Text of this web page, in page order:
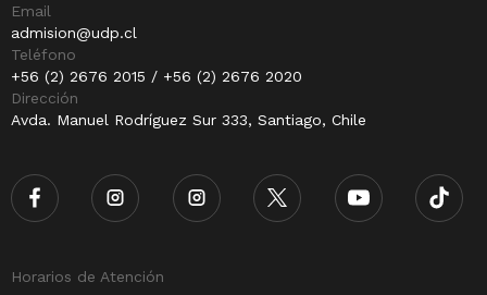
Email
admision@udp.cl
Teléfono
+56 (2) 2676 2015 / +56 (2) 2676 2020
Dirección
Avda. Manuel Rodríguez Sur 333, Santiago, Chile
Horarios de Atención